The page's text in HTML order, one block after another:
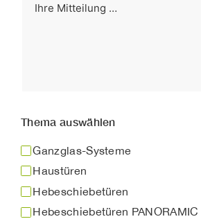
Thema auswählen
Ganzglas-Systeme
Haustüren
Hebeschiebetüren
Hebeschiebetüren PANORAMIC